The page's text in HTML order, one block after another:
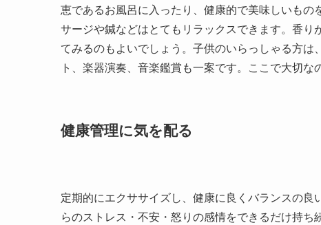
恵であるお風呂に入ったり、健康的で美味しいも
サージや鍼などはとてもリラックスできます。香
てみるのもよいでしょう。子供のいらっしゃる方
ト、楽器演奏、音楽鑑賞も一案です。ここで大切な
健康管理に気を配る
定期的にエクササイズし、健康に良くバランスの
らのストレス・不安・怒りの感情をできるだけ持